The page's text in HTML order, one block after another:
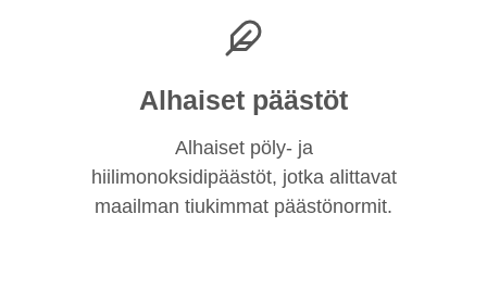
Alhaiset päästöt
Alhaiset pöly- ja
hiilimonoksidipäästöt, jotka alittavat
maailman tiukimmat päästönormit.